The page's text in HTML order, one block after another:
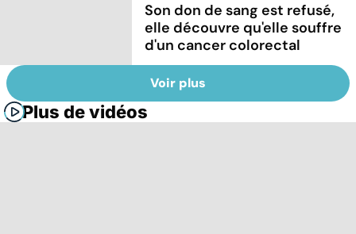
Son don de sang est refusé,
elle découvre qu'elle souffre
d'un cancer colorectal
Voir plus
Plus de vidéos